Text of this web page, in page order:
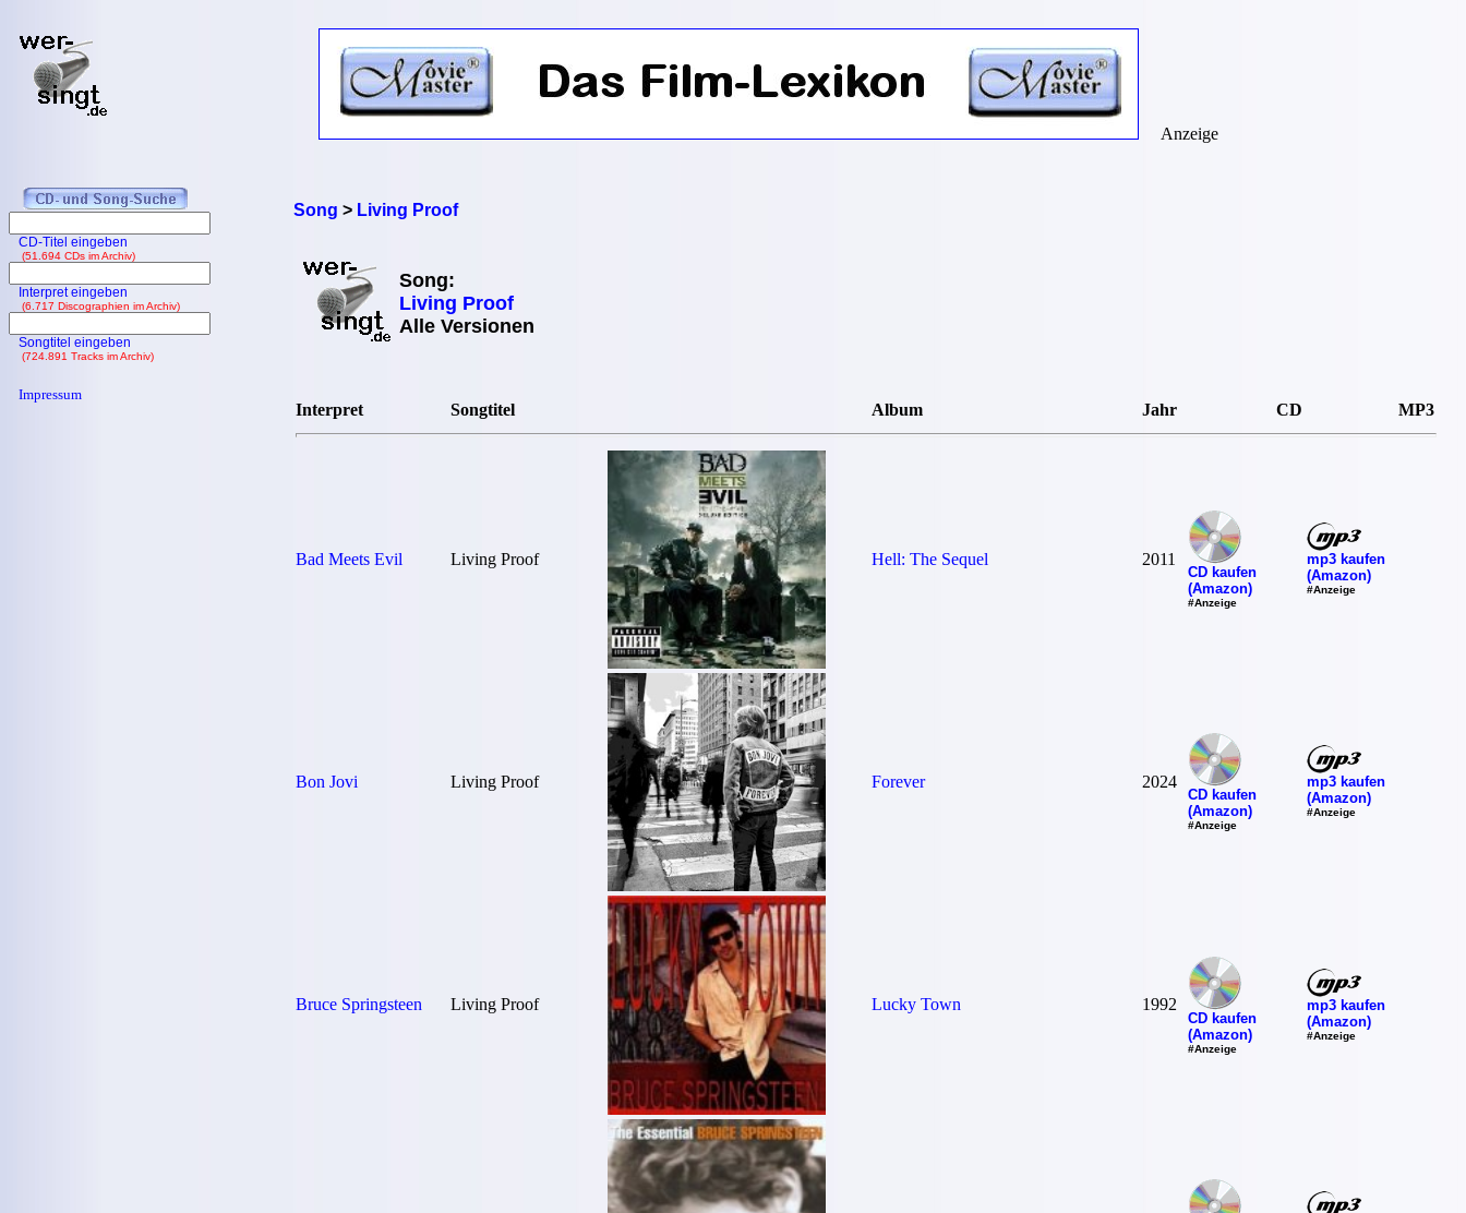
Song > Living Proof
Song:
Living Proof
Alle Versionen
Interpret Songtitel Album Jahr CD MP3
Bad Meets Evil Living Proof Hell: The Sequel 2011
CD kaufen
(Amazon)
#Anzeige
mp3 kaufen
(Amazon)
#Anzeige
Bon Jovi Living Proof Forever 2024
CD kaufen
(Amazon)
#Anzeige
mp3 kaufen
(Amazon)
#Anzeige
Bruce Springsteen Living Proof Lucky Town 1992
CD kaufen
(Amazon)
#Anzeige
mp3 kaufen
(Amazon)
#Anzeige
Anzeige
CD-Titel eingeben
(51.694 CDs im Archiv)
Interpret eingeben
(6.717 Discographien im Archiv)
Songtitel eingeben
(724.891 Tracks im Archiv)
Impressum